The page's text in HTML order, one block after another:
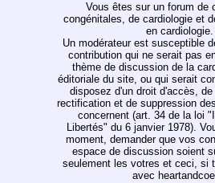
Vous êtes sur un forum de
congénitales, de cardiologie et
en cardiologie.
Un modérateur est susceptible
contribution qui ne serait pas
thème de discussion de la
éditoriale du site, ou qui serait
disposez d'un droit d'accès,
rectification et de suppression
concernent (art. 34 de la loi
Libertés" du 6 janvier 1978).
moment, demander que vos
espace de discussion soient
seulement les votres et ceci, si
avec